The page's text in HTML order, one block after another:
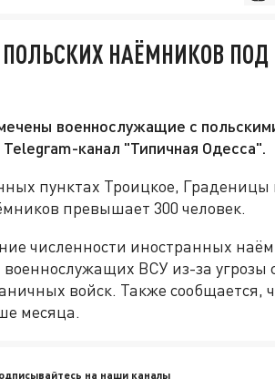
НАЁМНИКОВ ПОД
военнослужащие с
канал "Типичная Одесса".
пунктах Троицкое, Граденицы
превышает 300 человек.
численности иностранных
ВСУ из-за угрозы
войск. Также сообщается,
месяца.
на наши каналы